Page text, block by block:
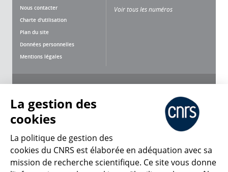
Nous contacter
Charte d'utilisation
Plan du site
Données personnelles
Mentions légales
Voir tous les numéros
CNRS Le Mag
La gestion des
cookies
La politique de gestion des
cookies du CNRS est élaborée en adéquation avec sa
mission de recherche scientifique. Ce site vous donne